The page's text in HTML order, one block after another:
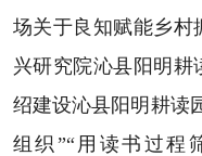
场关于良知赋能乡
兴研究院沁县阳明耕
绍建设沁县阳明耕读
组织”“用读书过程